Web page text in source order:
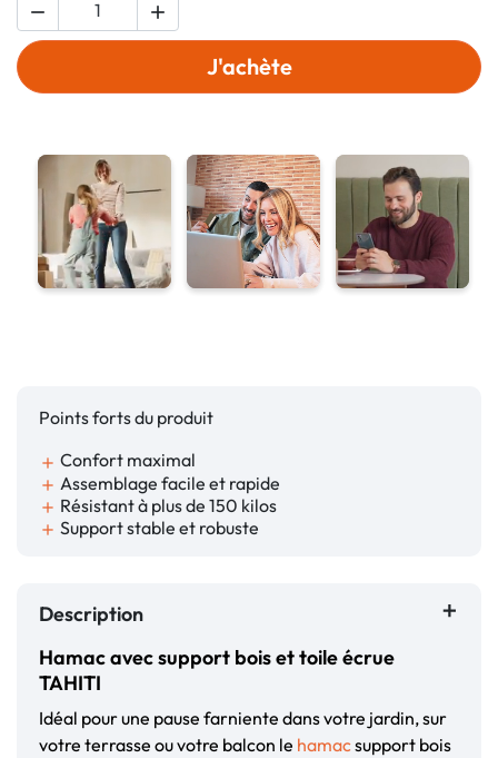
 
J'achète
Points forts du produit
add Confort maximal
add Assemblage facile et rapide
add Résistant à plus de 150 kilos
add Support stable et robuste
Description
Hamac avec support bois et toile écrue
TAHITI
Idéal pour une pause farniente dans votre jardin, sur
votre terrasse ou votre balcon le hamacsupport bois